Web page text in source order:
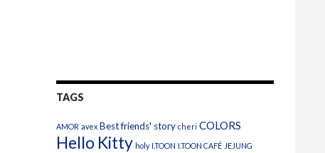
TAGS
AMOR avex Best friends' story cheri COLORS
Hello Kitty holy I.TOON I.TOON CAFÉ JEJUNG